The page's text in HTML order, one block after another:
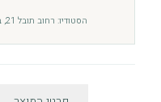
הסטודיו: רחוב תובל 21, בית היהלום, רמת גן • 054-3975585